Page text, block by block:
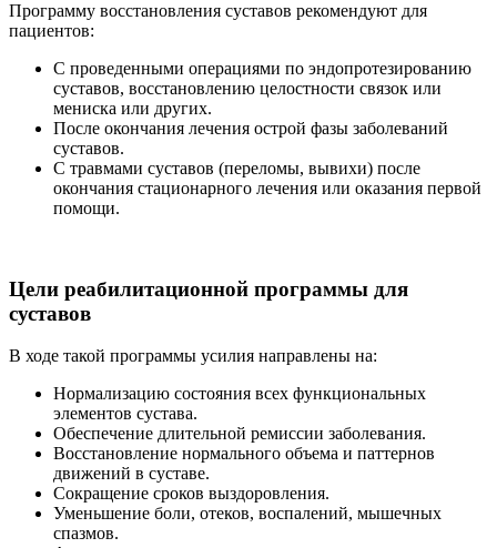
Программу восстановления суставов рекомендуют для
пациентов:
С проведенными операциями по эндопротезированию
суставов, восстановлению целостности связок или
мениска или других.
После окончания лечения острой фазы заболеваний
суставов.
С травмами суставов (переломы, вывихи) после
окончания стационарного лечения или оказания первой
помощи.
Цели реабилитационной программы для
суставов
В ходе такой программы усилия направлены на:
Нормализацию состояния всех функциональных
элементов сустава.
Обеспечение длительной ремиссии заболевания.
Восстановление нормального объема и паттернов
движений в суставе.
Сокращение сроков выздоровления.
Уменьшение боли, отеков, воспалений, мышечных
спазмов.